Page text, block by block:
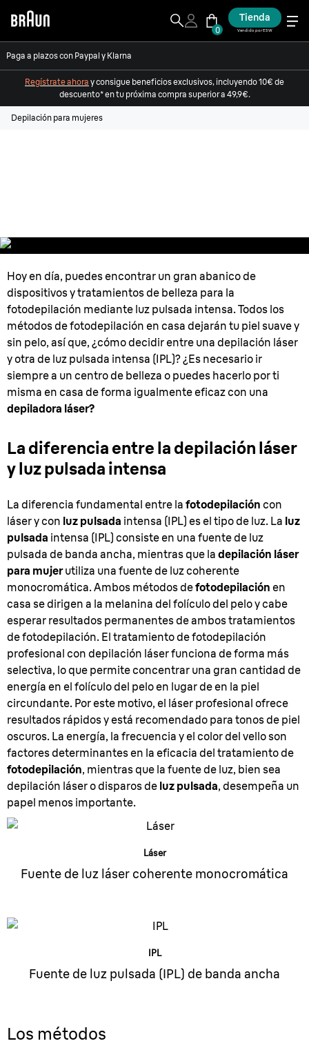
0
Tienda
Vendido por ESW
Paga a plazos con Paypal y Klarna
Regístrate ahora y consigue beneficios exclusivos, incluyendo 10€ de
descuento* en tu próxima compra superior a 49,9€.
Depilación para mujeres
Hoy en día, puedes encontrar un gran abanico de
dispositivos y tratamientos de belleza para la
fotodepilación mediante luz pulsada intensa. Todos los
métodos de fotodepilación en casa dejarán tu piel suave y
sin pelo, así que, ¿cómo decidir entre una depilación láser
y otra de luz pulsada intensa (IPL)? ¿Es necesario ir
siempre a un centro de belleza o puedes hacerlo por ti
misma en casa de forma igualmente eficaz con una
depiladora láser?
La diferencia entre la depilación láser
y luz pulsada intensa
La diferencia fundamental entre la fotodepilación con
láser y con luz pulsada intensa (IPL) es el tipo de luz. La luz
pulsada intensa (IPL) consiste en una fuente de luz
pulsada de banda ancha, mientras que la depilación láser
para mujerutiliza una fuente de luz coherente
monocromática. Ambos métodos defotodepilación en
casa se dirigen a la melanina del folículo del pelo y cabe
esperar resultados permanentes de ambos tratamientos
de fotodepilación. El tratamiento de fotodepilación
profesional con depilación láser funciona de forma más
selectiva, lo que permite concentrar una gran cantidad de
energía en el folículo del pelo en lugar de en la piel
circundante. Por este motivo, el láser profesional ofrece
resultados rápidos y está recomendado para tonos de piel
oscuros. La energía, la frecuencia y el color del vello son
factores determinantes en la eficacia del tratamiento de
fotodepilación, mientras que la fuente de luz, bien sea
depilación láser o disparos de luz pulsada, desempeña un
papel menos importante.
Láser
Fuente de luz láser coherente monocromática
IPL
Fuente de luz pulsada (IPL) de banda ancha
Los métodos